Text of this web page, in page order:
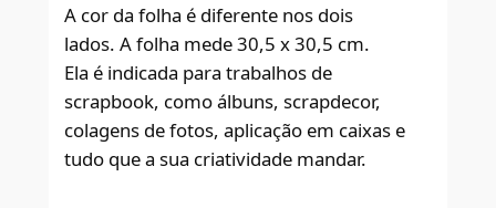
A cor da folha é diferente nos dois
lados. A folha mede 30,5 x 30,5 cm.
Ela é indicada para trabalhos de
scrapbook, como álbuns, scrapdecor,
colagens de fotos, aplicação em caixas e
tudo que a sua criatividade mandar.